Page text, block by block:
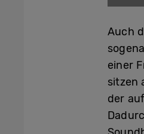
Auch
einer
sitzen
der